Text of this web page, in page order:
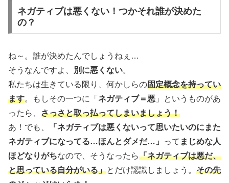
ネガティブは悪くない！つかそれ誰が決めた
の？
ね～。誰が決めたんでしょうねぇ…
そうなんですよ、
別に悪くない。
私たちは生きている限り、何かしらの固定概念を持ってい
ます。もしその一つに「 ネガティブ＝悪 」というものがあ
ったら、 さっさと取っ払ってしまいましょう！
あ！でも、
「ネガティブは悪くないって思いたいのにまた
ネガティブになってる…ほんとダメだ…」
って まじめな人
ほどなりがちなので、そうなったら「ネガティブは悪だ、
と思っている自分がいる」とだけ認識しましょう。 その先